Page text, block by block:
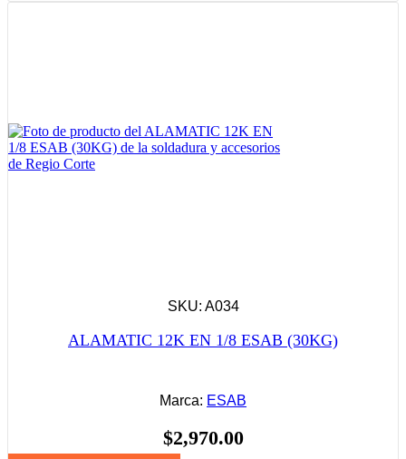
SKU: A034
ALAMATIC 12K EN 1/8 ESAB (30KG)
Marca: ESAB
$2,970.00